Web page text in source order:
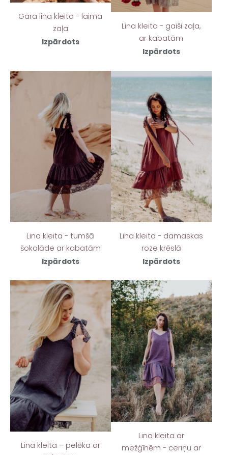
Gara lina kleita - laima
zaļa
Izpārdots
Lina kleita - gaiši zaļa,
ar kabatām
Izpārdots
Lina kleita - tumšā
šokolāde ar kabatām
Izpārdots
Lina kleita - damaskas
roze krēslā
Izpārdots
Lina kleita – pelēka ar
Lina kleita ar
mežģīnēm - ceriņu ar